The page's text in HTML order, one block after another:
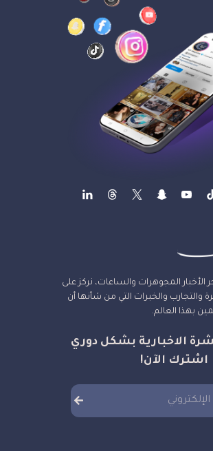
المجوهرات والساعات، نركز على
والتجارب والخبرات التي من شأنها أن
بهذا العالم.
الاخبارية بشكل دوري
اشترك الآن!